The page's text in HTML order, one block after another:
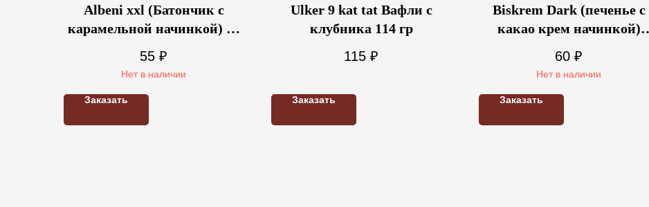
Albeni xxl (Батончик с
карамельной начинкой) 70
55 ₽
Нет в наличии
Заказать
Ulker 9 kat tat Вафли с
клубника 114 гр
115 ₽
Заказать
Biskrem Dark (печенье с
какао крем начинкой)
60 ₽
Нет в наличии
Заказать